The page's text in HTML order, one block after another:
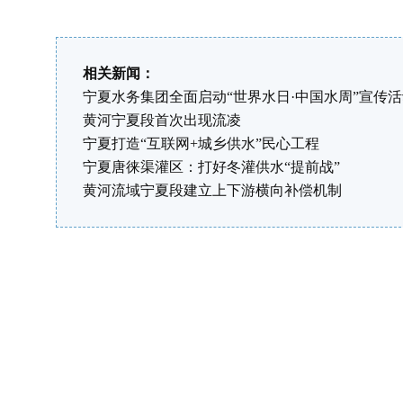
相关新闻：
宁夏水务集团全面启动“世界水日·中国水周”宣传
黄河宁夏段首次出现流凌
宁夏打造“互联网+城乡供水”民心工程
宁夏唐徕渠灌区：打好冬灌供水“提前战”
黄河流域宁夏段建立上下游横向补偿机制